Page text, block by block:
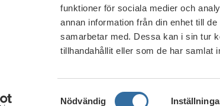
funktioner för sociala medier och
annan information från din enhet till
samarbetar med. Dessa kan i sin tur
tillhandahållit eller som de har samlat
Samtyckesval
Nödvändig